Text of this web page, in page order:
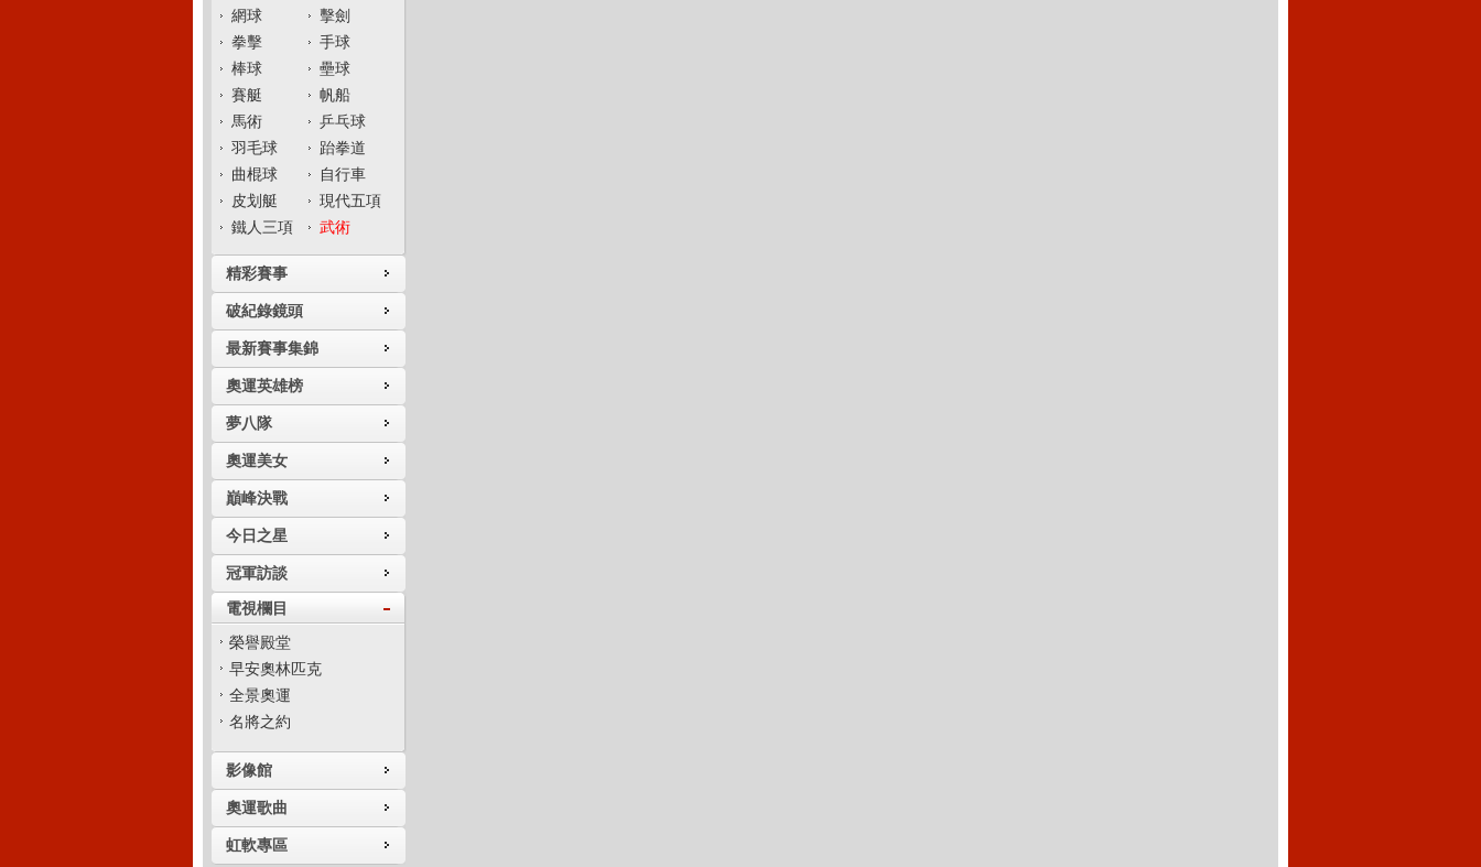
網球
擊劍
拳擊
手球
棒球
壘球
賽艇
帆船
馬術
乒乓球
羽毛球
跆拳道
曲棍球
自行車
皮划艇
現代五項
鐵人三項
武術
精彩賽事
破紀錄鏡頭
最新賽事集錦
奧運英雄榜
夢八隊
奧運美女
巔峰決戰
今日之星
冠軍訪談
電視欄目
榮譽殿堂
早安奧林匹克
全景奧運
名將之約
影像館
奧運歌曲
虹軟專區